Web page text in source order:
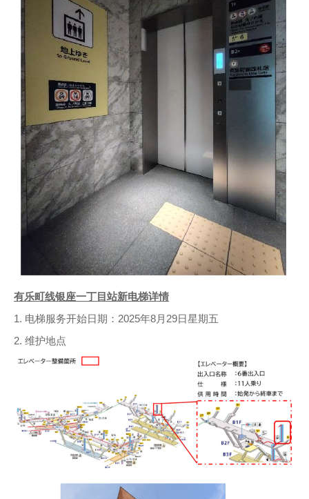
有乐町线银座一丁目站新电梯详情
1. 电梯服务开始日期：2025年8月29日星期五
2. 维护地点